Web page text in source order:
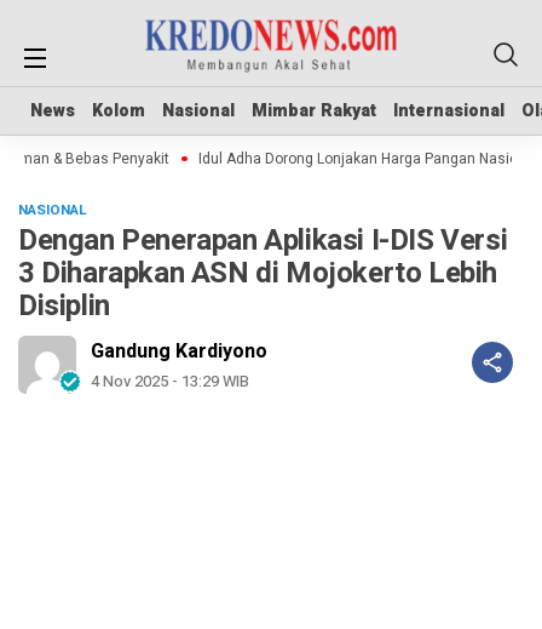
News Kolom Nasional Mimbar Rakyat Internasional
News Kolom Nasional Mimbar Rakyat Internasional
& Bebas Penyakit Idul Adha Dorong Lonjakan Harga Pangan Nasional
NASIONAL
Dengan Penerapan Aplikasi I-DIS Versi
3 Diharapkan ASN di Mojokerto Lebih
Disiplin
Gandung Kardiyono
4 Nov 2025 - 13:29 WIB